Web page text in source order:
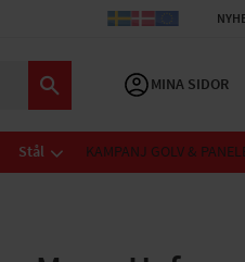
MINA SIDOR
Stål KAMPANJ GOLV &